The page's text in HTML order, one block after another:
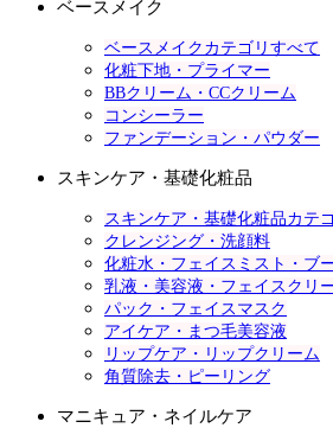
ベースメイク
ベースメイクカテゴリすべて
化粧下地・プライマー
BBクリーム・CCクリーム
コンシーラー
ファンデーション・パウダー
スキンケア・基礎化粧品
スキンケア・基礎化粧品カテ
クレンジング・洗顔料
化粧水・フェイスミスト・ブ
乳液・美容液・フェイスクリ
パック・フェイスマスク
アイケア・まつ毛美容液
リップケア・リップクリーム
角質除去・ピーリング
マニキュア・ネイルケア